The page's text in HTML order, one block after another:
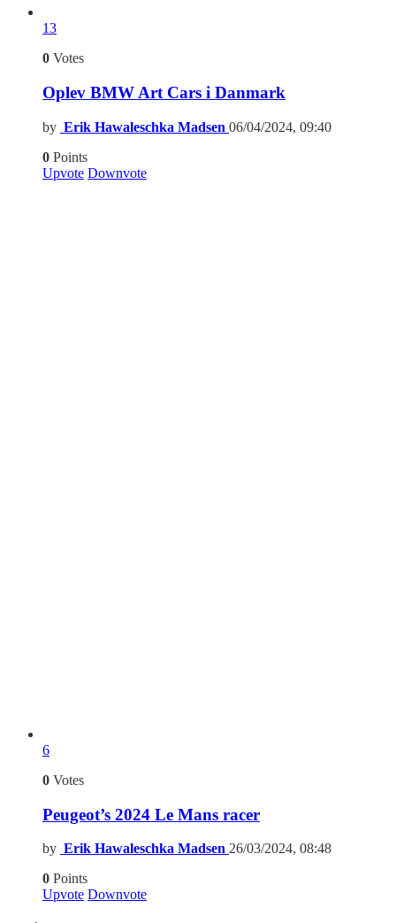
13
0 Votes
Oplev BMW Art Cars i Danmark
by Erik Hawaleschka Madsen 06/04/2024, 09:40
0 Points
Upvote Downvote
6
0 Votes
Peugeot’s 2024 Le Mans racer
by Erik Hawaleschka Madsen 26/03/2024, 08:48
0 Points
Upvote Downvote